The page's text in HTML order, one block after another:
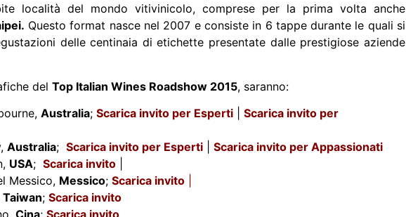
località del mondo vitivinicolo, comprese per la prima volta anche
Questo format nasce nel 2007 e consiste in 6 tappe durante le quali si
delle centinaia di etichette presentate dalle prestigiose aziende
del Top Italian Wines Roadshow 2015, saranno:
Australia; Scarica invito per Esperti
Scarica invito per
Australia; Scarica invito per Esperti
Scarica invito per Appassionati
USA; Scarica invito
Messico, Messico; Scarica invito
Taiwan; Scarica invito